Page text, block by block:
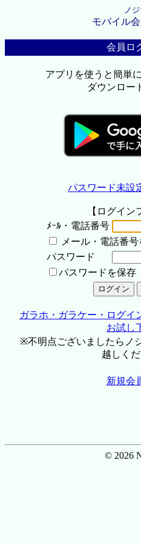
ノ
モバイル
会員ロ
アプリを使うと簡単
ダウンロー
パスワード未設
【ログイン
ﾒｰﾙ・電話番号
メール・電話番
パスワード
パスワードを保存
ガラホ・ガラケー・ログイ
お試し
※不明点ございましたらノ
越しくだ
新規会
© 2026